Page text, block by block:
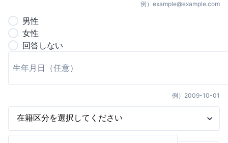
例） example@example.com
男性
女性
回答しない
例） 2009-10-01